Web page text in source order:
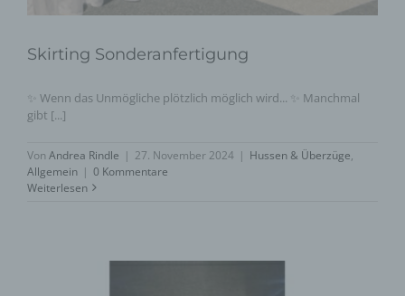
Skirting Sonderanfertigung
✨ Wenn das Unmögliche plötzlich möglich wird... ✨ Manchmal
gibt [...]
Von Andrea Rindle | 27. November 2024 | Hussen & Überzüge,
Allgemein | 0 Kommentare
Weiterlesen